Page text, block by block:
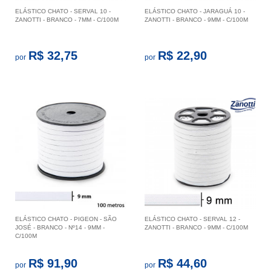
ELÁSTICO CHATO - SERVAL 10 -
ZANOTTI - BRANCO - 7MM - C/100M
por R$ 32,75
ELÁSTICO CHATO - JARAGUÁ 10 -
ZANOTTI - BRANCO - 9MM - C/100M
por R$ 22,90
ELÁSTICO CHATO - PIGEON - SÃO
JOSÉ - BRANCO - Nº14 - 9MM -
C/100M
por R$ 91,90
ELÁSTICO CHATO - SERVAL 12 -
ZANOTTI - BRANCO - 9MM - C/100M
por R$ 44,60